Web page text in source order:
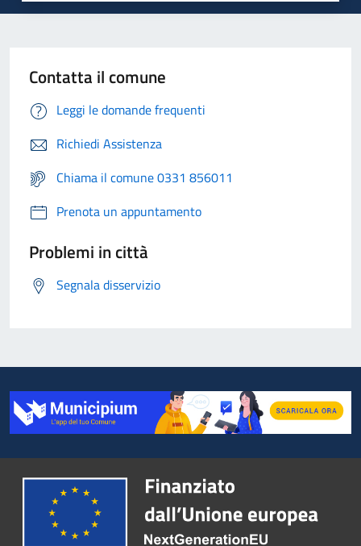
Contatta il comune
Leggi le domande frequenti
Richiedi Assistenza
Chiama il comune 0331 856011
Prenota un appuntamento
Problemi in città
Segnala disservizio